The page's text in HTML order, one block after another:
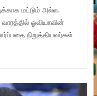
மட்டும் அல்ல.
ஓவியாவின்
நிறுத்தியவர்கள்